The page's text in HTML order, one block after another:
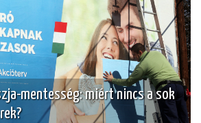
mentesség: miért nincs a sok